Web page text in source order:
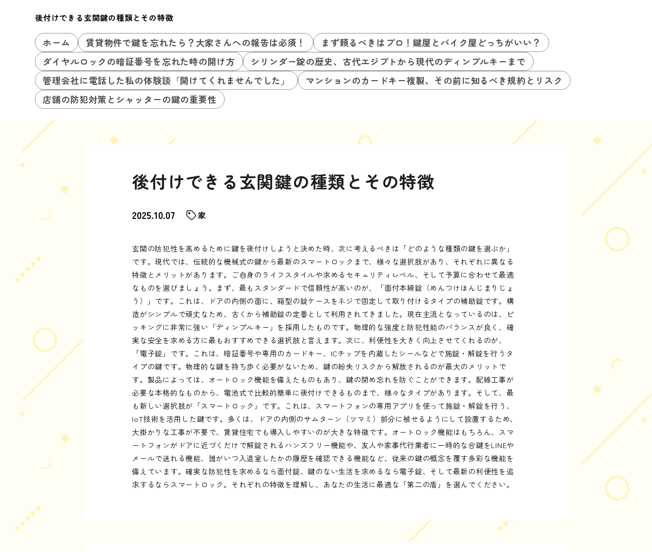
後付けできる玄関鍵の種類とその特徴
ホーム 賃貸物件で鍵を忘れたら？大家さんへの報告は必須！
まず頼るべきはプロ！鍵屋とバイク屋どっちがいい？
ダイヤルロックの暗証番号を忘れた時の開け方
シリンダー錠の歴史、古代エジプトから現代のディンプルキーまで
管理会社に電話した私の体験談「開けてくれませんでした」
マンションのカードキー複製、その前に知るべき規約とリスク
店舗の防犯対策とシャッターの鍵の重要性
後付けできる玄関鍵の種類とその特徴
2025.10.07 家
玄関の防犯性を高めるために鍵を後付けしようと決めた時、次に考えるべきは「どのような種類の鍵を選ぶか」
です。現代では、伝統的な機械式の鍵から最新のスマートロックまで、様々な選択肢があり、それぞれに異なる
特徴とメリットがあります。ご自身のライフスタイルや求めるセキュリティレベル、そして予算に合わせて最適
なものを選びましょう。まず、最もスタンダードで信頼性が高いのが、「面付本締錠（めんつけほんじまりじょ
う）」です。これは、ドアの内側の面に、箱型の錠ケースをネジで固定して取り付けるタイプの補助錠です。構
造がシンプルで頑丈なため、古くから補助錠の定番として利用されてきました。現在主流となっているのは、ピ
ッキングに非常に強い「ディンプルキー」を採用したものです。物理的な強度と防犯性能のバランスが良く、確
実な安全を求める方に最もおすすめできる選択肢と言えます。次に、利便性を大きく向上させてくれるのが、
「電子錠」です。これは、暗証番号や専用のカードキー、ICチップを内蔵したシールなどで施錠・解錠を行うタ
イプの鍵です。物理的な鍵を持ち歩く必要がないため、鍵の紛失リスクから解放されるのが最大のメリットで
す。製品によっては、オートロック機能を備えたものもあり、鍵の閉め忘れを防ぐことができます。配線工事が
必要な本格的なものから、電池式で比較的簡単に後付けできるものまで、様々なタイプがあります。そして、最
も新しい選択肢が「スマートロック」です。これは、スマートフォンの専用アプリを使って施錠・解錠を行う、
IoT技術を活用した鍵です。多くは、ドアの内側のサムターン（ツマミ）部分に被せるようにして設置するため、
大掛かりな工事が不要で、賃貸住宅でも導入しやすいのが大きな特徴です。オートロック機能はもちろん、スマ
ートフォンがドアに近づくだけで解錠されるハンズフリー機能や、友人や家事代行業者に一時的な合鍵をLINEや
メールで送れる機能、誰がいつ入退室したかの履歴を確認できる機能など、従来の鍵の概念を覆す多彩な機能を
備えています。確実な防犯性を求めるなら面付錠、鍵のない生活を求めるなら電子錠、そして最新の利便性を追
求するならスマートロック。それぞれの特徴を理解し、あなたの生活に最適な「第二の盾」を選んでください。